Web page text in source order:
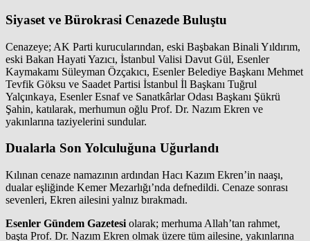
Siyaset ve Bürokrasi Cenazede Buluştu
Cenazeye; AK Parti kurucularından, eski Başbakan Binali Yıldırım,
eski Bakan Hayati Yazıcı, İstanbul Valisi Davut Gül, Esenler
Kaymakamı Süleyman Özçakıcı, Esenler Belediye Başkanı Mehmet
Tevfik Göksu ve Saadet Partisi İstanbul İl Başkanı Tuğrul
Yalçınkaya, Esenler Esnaf ve Sanatkârlar Odası Başkanı Şükrü
Şahin, katılarak, merhumun oğlu Prof. Dr. Nazım Ekren ve
yakınlarına taziyelerini sundular.
Dualarla Son Yolculuğuna Uğurlandı
Kılınan cenaze namazının ardından Hacı Kazım Ekren’in naaşı,
dualar eşliğinde Kemer Mezarlığı’nda defnedildi. Cenaze sonrası
sevenleri, Ekren ailesini yalnız bırakmadı.
Esenler Gündem Gazetesi olarak; merhuma Allah’tan rahmet,
başta Prof. Dr. Nazım Ekren olmak üzere tüm ailesine, yakınlarına